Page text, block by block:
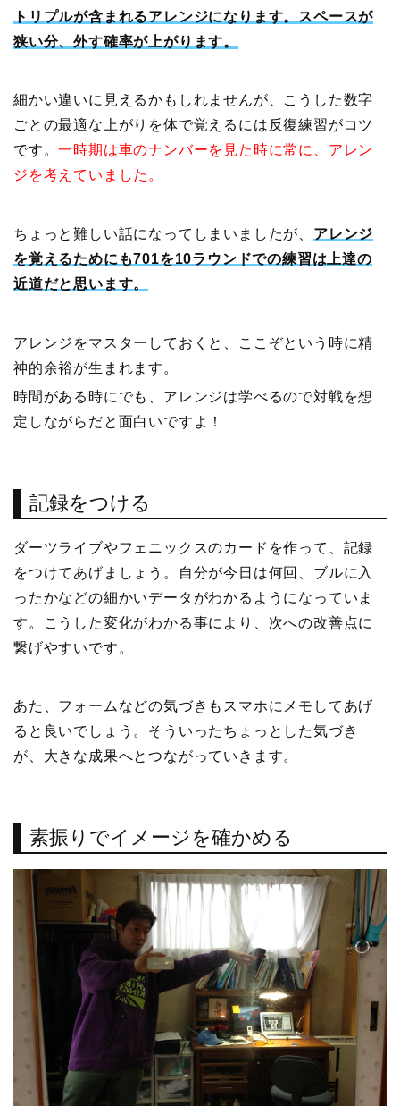
トリプルが含まれるアレンジになります。スペースが
狭い分、外す確率が上がります。
細かい違いに見えるかもしれませんが、こうした数字
ごとの最適な上がりを体で覚えるには反復練習がコツ
です。一時期は車のナンバーを見た時に常に、アレン
ジを考えていました。
ちょっと難しい話になってしまいましたが、 アレンジ
を覚えるためにも701を10ラウンドでの練習は上達の
近道だと思います。
アレンジをマスターしておくと、ここぞという時に精
神的余裕が生まれます。
時間がある時にでも、アレンジは学べるので対戦を想
定しながらだと面白いですよ！
記録をつける
ダーツライブやフェニックスのカードを作って、記録
をつけてあげましょう。自分が今日は何回、ブルに入
ったかなどの細かいデータがわかるようになっていま
す。こうした変化がわかる事により、次への改善点に
繋げやすいです。
あた、フォームなどの気づきもスマホにメモしてあげ
ると良いでしょう。そういったちょっとした気づき
が、大きな成果へとつながっていきます。
素振りでイメージを確かめる